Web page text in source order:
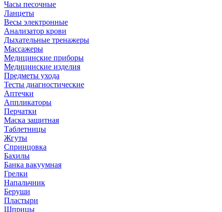
Часы песочные
Ланцеты
Весы электронные
Анализатор крови
Дыхательные тренажеры
Массажеры
Медицинские приборы
Медицинские изделия
Предметы ухода
Тесты диагностические
Аптечки
Аппликаторы
Перчатки
Маска защитная
Таблетницы
Жгуты
Спринцовка
Бахилы
Банка вакуумная
Грелки
Напальчник
Беруши
Пластыри
Шприцы